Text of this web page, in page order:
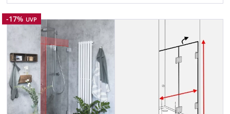
Rabatt
-17% UVP